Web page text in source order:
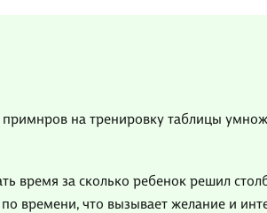
примнров на тренировку таблицы
время за сколько ребенок решил
по времени, что вызывает желание и